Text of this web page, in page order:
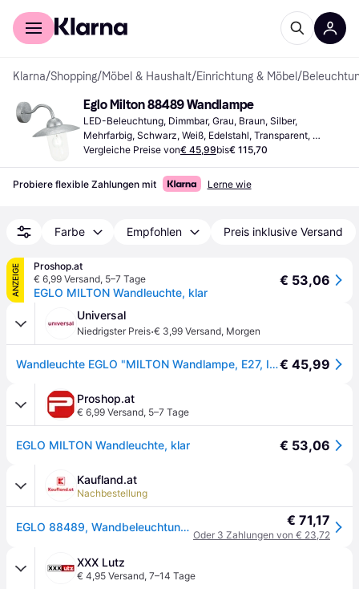
Für Shopper
Klarna/Shopping/Möbel & Haushalt/Einrichtung & Möbel /
Eglo Milton 88489 Wandlampe
LED-Beleuchtung, Dimmbar, Grau, Braun, Silber,
Mehrfarbig, Schwarz, Weiß, Edelstahl, Transparent,
Bronze, Metall, Aluminium, Stahl, Edelstahl, Glas, Zink, IP-
Schutzart: IP44, Lampensockel: E27
Vergleiche Preise von€ 45,99bis€ 115,70
Probiere flexible Zahlungen mit Lerne wie
Farbe Empfohlen Preis inklusive Versand
ANZEIGE
Proshop.at
€ 6,99 Versand, 5–7 Tage
EGLO MILTON Wandleuchte, klar
€ 53,06
Universal
Niedrigster Preis·€ 3,99 Versand, Morgen
Wandleuchte EGLO "MILTON Wandlampe, E27, IP44, Stahl und Glas, Außenlampe, Garten, Lampe", silber (edelstahlfarben), H:31cm T:31cm, Leuchten, Wandleuchte, Wand-/Deckenleuchte, H31 x AL31 cm, feuerverzinkt, 1X60W exkl.€ 45,99
Proshop.at
€ 6,99 Versand, 5–7 Tage
EGLO MILTON Wandleuchte, klar € 53,06
Kaufland.at
Nachbestellung
EGLO 88489, Wandbeleuchtung für den Außenbereich, Metallisch, Glas, Stahl, IP44, Eingang, Garage, Garten, Terrasse, I € 71,17
Oder 3 Zahlungen von € 23,72
XXX Lutz
€ 4,95 Versand, 7–14 Tage